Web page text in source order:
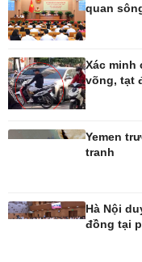
Ô tô - Xe máy
Xe máy
Tư vấn
Sành điệu
Tin Công nghệ
quan
Xác minh
võng, tạt
Yemen
tranh
Hà Nội
đồng tại